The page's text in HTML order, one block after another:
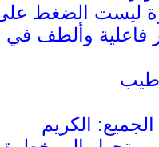
ليست الضغط